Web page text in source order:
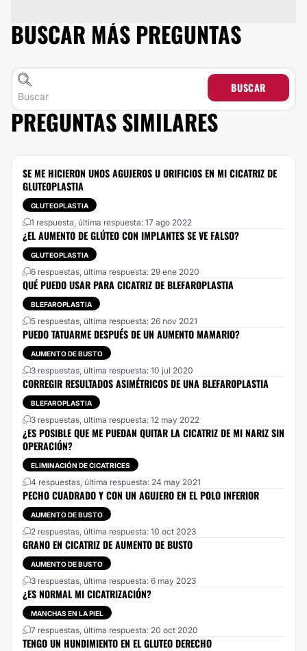
BUSCAR MÁS PREGUNTAS
BUSCAR
PREGUNTAS SIMILARES
SE ME HICIERON UNOS AGUJEROS U ORIFICIOS EN MI CICATRIZ DE
GLUTEOPLASTIA
GLUTEOPLASTIA
1 respuesta, última respuesta: 17 ago 2022
¿EL AUMENTO DE GLÚTEO CON IMPLANTES SE VE FALSO?
GLUTEOPLASTIA
6 respuestas, última respuesta: 29 ene 2020
QUÉ PUEDO USAR PARA CICATRIZ DE BLEFAROPLASTIA
BLEFAROPLASTIA
5 respuestas, última respuesta: 26 nov 2021
PUEDO TATUARME DESPUÉS DE UN AUMENTO MAMARIO?
AUMENTO DE BUSTO
3 respuestas, última respuesta: 10 jul 2020
CORREGIR RESULTADOS ASIMÉTRICOS DE UNA BLEFAROPLASTIA
BLEFAROPLASTIA
3 respuestas, última respuesta: 12 may 2022
¿ES POSIBLE QUE ME PUEDAN QUITAR LA CICATRIZ DE MI NARIZ SIN
OPERACIÓN?
ELIMINACIÓN DE CICATRICES
4 respuestas, última respuesta: 24 may 2021
PECHO CUADRADO Y CON UN AGUJERO EN EL POLO INFERIOR
AUMENTO DE BUSTO
2 respuestas, última respuesta: 10 oct 2023
GRANO EN CICATRIZ DE AUMENTO DE BUSTO
AUMENTO DE BUSTO
3 respuestas, última respuesta: 6 may 2023
¿ES NORMAL MI CICATRIZACIÓN?
MANCHAS EN LA PIEL
7 respuestas, última respuesta: 20 oct 2020
TENGO UN HUNDIMIENTO EN EL GLUTEO DERECHO